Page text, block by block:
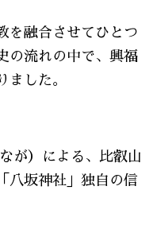
を融合させてひとつ
の流れの中で、興福
ました。
が）による、比叡山
八坂神社」独自の信